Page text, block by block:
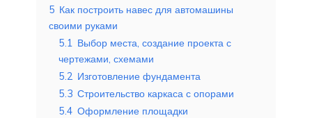
5 Как построить навес для автомашины
своими руками
5.1 Выбор места, создание проекта с
чертежами, схемами
5.2 Изготовление фундамента
5.3 Строительство каркаса с опорами
5.4 Оформление площадки